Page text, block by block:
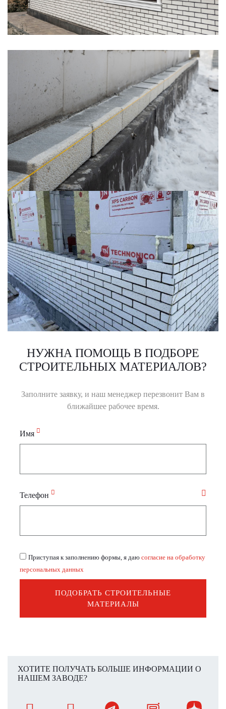
НУЖНА ПОМОЩЬ В ПОДБОРЕ
СТРОИТЕЛЬНЫХ МАТЕРИАЛОВ?
Заполните заявку, и наш менеджер перезвонит Вам в
ближайшее рабочее время.
Имя
Телефон
Приступая к заполнению формы, я даю согласие на обработку
персональных данных
ПОДОБРАТЬ СТРОИТЕЛЬНЫЕ
МАТЕРИАЛЫ
ХОТИТЕ ПОЛУЧАТЬ БОЛЬШЕ ИНФОРМАЦИИ О
НАШЕМ ЗАВОДЕ?